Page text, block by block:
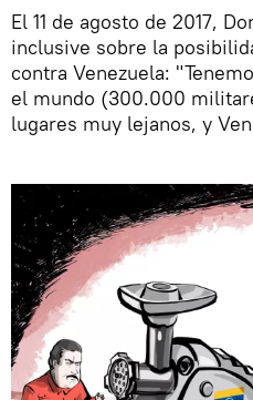
El 11 de agosto de 2017,
inclusive sobre la
contra Venezuela:
el mundo (300.000
lugares muy lejanos, y